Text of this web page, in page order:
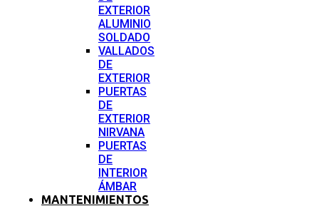
EXTERIOR
ALUMINIO
SOLDADO
VALLADOS
DE
EXTERIOR
PUERTAS
DE
EXTERIOR
NIRVANA
PUERTAS
DE
INTERIOR
ÁMBAR
MANTENIMIENTOS